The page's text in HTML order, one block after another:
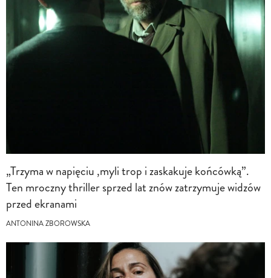
„Trzyma w napięciu ,myli trop i zaskakuje końcówką”.
Ten mroczny thriller sprzed lat znów zatrzymuje widzów
przed ekranami
ANTONINA ZBOROWSKA